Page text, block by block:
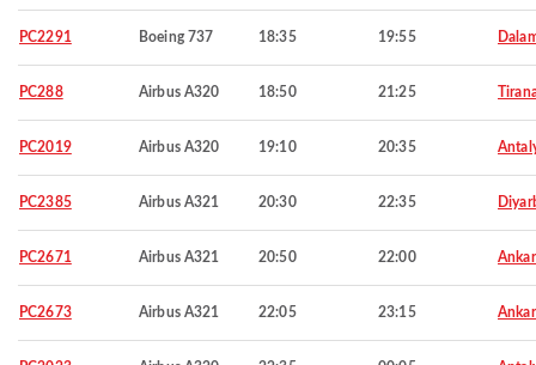
PC2291 Boeing 737 18:35 19:55
PC288 Airbus A320 18:50 21:25
PC2019 Airbus A320 19:10 20:35
PC2385 Airbus A321 20:30 22:35
PC2671 Airbus A321 20:50 22:00
PC2673 Airbus A321 22:05 23:15